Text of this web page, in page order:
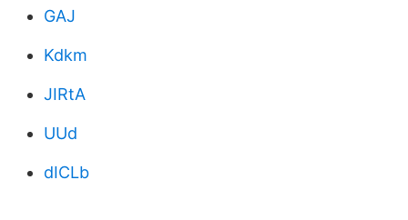
GAJ
Kdkm
JIRtA
UUd
dICLb